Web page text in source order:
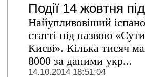
Події 14 жовтня
Найупливовіший
статті під назвою
Києві». Кілька тисяч
8000 за даними укр...
14.10.2014 18:51:04